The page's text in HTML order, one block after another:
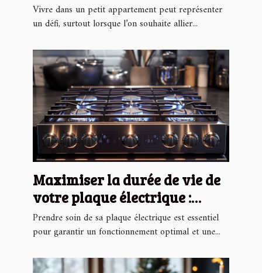
Vivre dans un petit appartement peut représenter
un défi, surtout lorsque l’on souhaite allier...
Maximiser la durée de vie de
votre plaque électrique :
conseils pratiques
Prendre soin de sa plaque électrique est essentiel
pour garantir un fonctionnement optimal et une...